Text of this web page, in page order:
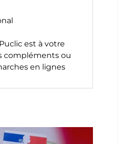
est à votre
compléments ou
en lignes